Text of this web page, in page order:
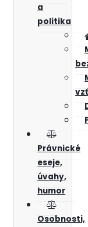
a
politika
Právnické
eseje,
úvahy,
humor
Osobnosti,